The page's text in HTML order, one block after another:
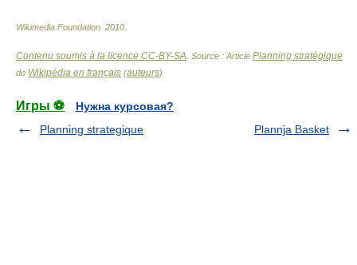
Wikimedia Foundation 2010
Contenu soumis à la licence CC-BY-SA . Source : Article Planning stratégique
de Wikipédia en français (auteurs)
Игры ⚽
Нужна курсовая?
Planning strategique
Plannja Basket